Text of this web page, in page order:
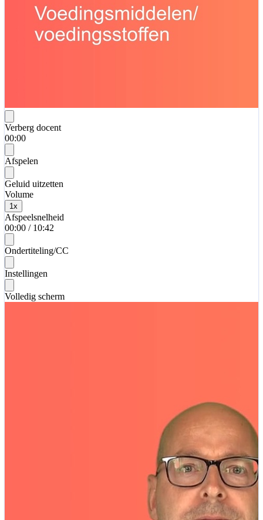
Verberg docent
00:00
Afspelen
Geluid uitzetten
Volume
1 x
Afspeelsnelheid
00:00 / 10:42
Ondertiteling/CC
Instellingen
Volledig scherm